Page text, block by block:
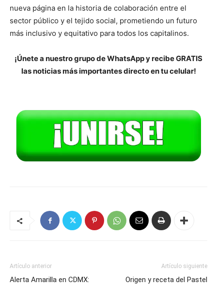
nueva página en la historia de colaboración entre el
sector público y el tejido social, prometiendo un futuro
más inclusivo y equitativo para todos los capitalinos.
¡Únete a nuestro grupo de WhatsApp y recibe GRATIS
las noticias más importantes directo en tu celular!
Artículo anterior
Alerta Amarilla en CDMX:
Artículo siguiente
Origen y receta del Pastel